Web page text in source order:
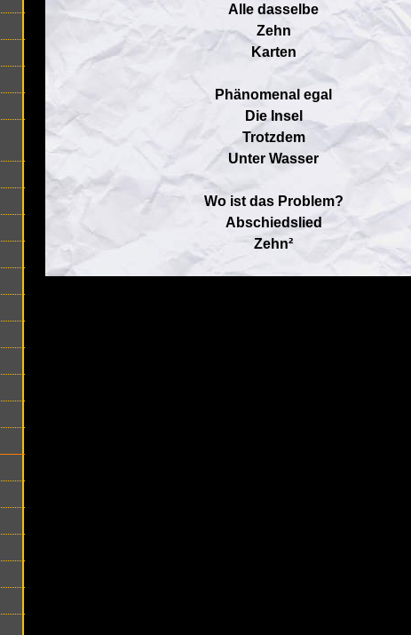
Alle dasselbe
Zehn
Karten
Phänomenal egal
Die Insel
Trotzdem
Unter Wasser
Wo ist das Problem?
Abschiedslied
Zehn²